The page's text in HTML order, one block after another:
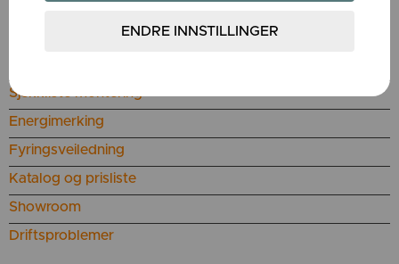
Sjekkliste montering
Energimerking
Fyringsveiledning
Katalog og prisliste
Showroom
Driftsproblemer